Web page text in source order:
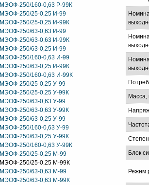
МЭОФ-250/160-0,63 Р-99К
МЭОФ-250/25-0,25 И-99
МЭОФ-250/25-0,25 И-99К
МЭОФ-250/63-0,63 И-99
МЭОФ-250/63-0,63 И-99К
МЭОФ-250/63-0,25 И-99
МЭОФ-250/160-0,63 И-99
МЭОФ-250/63-0,25 И-99К
МЭОФ-250/160-0,63 И-99К
МЭОФ-250/25-0,25 У-99
МЭОФ-250/25-0,25 У-99К
МЭОФ-250/63-0,63 У-99
МЭОФ-250/63-0,63 У-99К
МЭОФ-250/63-0,25 У-99
МЭОФ-250/160-0,63 У-99
МЭОФ-250/63-0,25 У-99К
МЭОФ-250/160-0,63 У-99К
МЭОФ-250/25-0,25 М-99
МЭОФ-250/25-0,25 М-99К
МЭОФ-250/63-0,63 М-99
МЭОФ-250/63-0,63 М-99К
Масса,
Блок
Режим